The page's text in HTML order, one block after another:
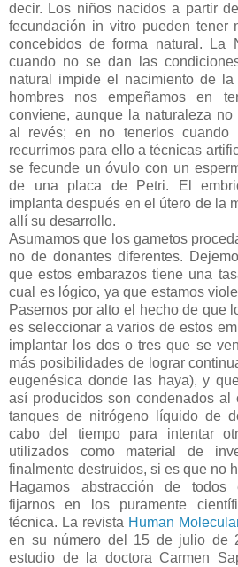
decir. Los niños nacidos a partir
fecundación in vitro pueden tener
concebidos de forma natural. La
cuando no se dan las
natural impide el nacimiento de
hombres nos empeñamos en
conviene, aunque la naturaleza
al revés; en no tenerlos cuando
recurrimos para ello a técnicas
se fecunde un óvulo con un
de una placa de Petri. El
implanta después en el útero de la
allí su desarrollo.
Asumamos que los gametos
no de donantes diferentes.
que estos embarazos tiene una
cual es lógico, ya que estamos
Pasemos por alto el hecho de que
es seleccionar a varios de estos
implantar los dos o tres que se
más posibilidades de lograr
eugenésica donde las haya), y
así producidos son condenados al
tanques de nitrógeno líquido de
cabo del tiempo para intentar
utilizados como material de
finalmente destruidos, si es que no
Hagamos abstracción de todos
fijarnos en los puramente
técnica. La revista Human
en su número del 15 de julio de
estudio de la doctora Carmen